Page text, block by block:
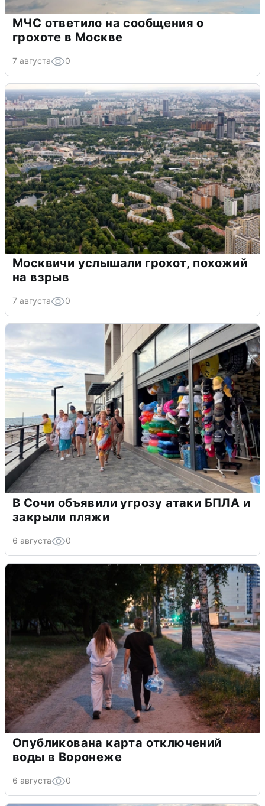
МЧС ответило на сообщения о
грохоте в Москве
7 августа 0
Москвичи услышали грохот, похожий
на взрыв
7 августа 0
В Сочи объявили угрозу атаки БПЛА и
закрыли пляжи
6 августа 0
Опубликована карта отключений
воды в Воронеже
6 августа 0